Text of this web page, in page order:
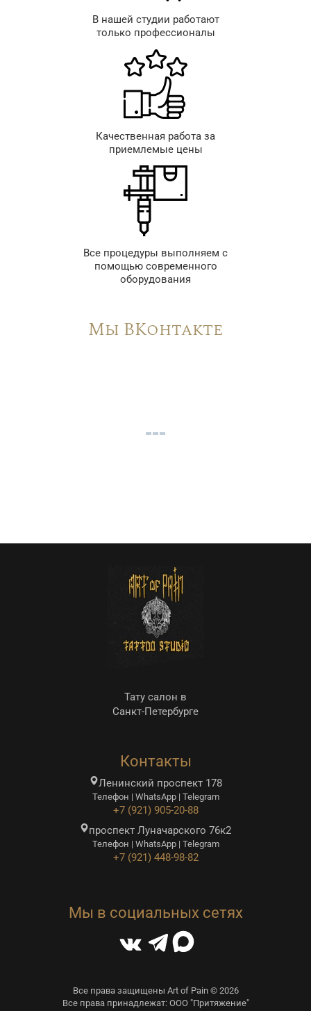
В нашей студии работают
только профессионалы
Качественная работа за
приемлемые цены
Все процедуры выполняем с
помощью современного
оборудования
Мы ВКонтакте
Тату салон в
Санкт-Петербурге
Контакты
Ленинский проспект 178
Телефон | WhatsApp | Telegram
+7 (921) 905-20-88
проспект Луначарского 76к2
Телефон | WhatsApp | Telegram
+7 (921) 448-98-82
Мы в социальных сетях
Все права защищены Art of Pain © 2026
Все права принадлежат: ООО "Притяжение"